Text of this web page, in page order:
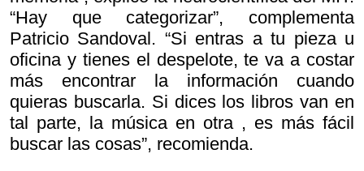
“Hay que categorizar”, complementa
Patricio Sandoval. “Si entras a tu pieza u
oficina y tienes el despelote, te va a costar
más encontrar la información cuando
quieras buscarla. Si dices los libros van en
tal parte, la música en otra , es más fácil
buscar las cosas”, recomienda.